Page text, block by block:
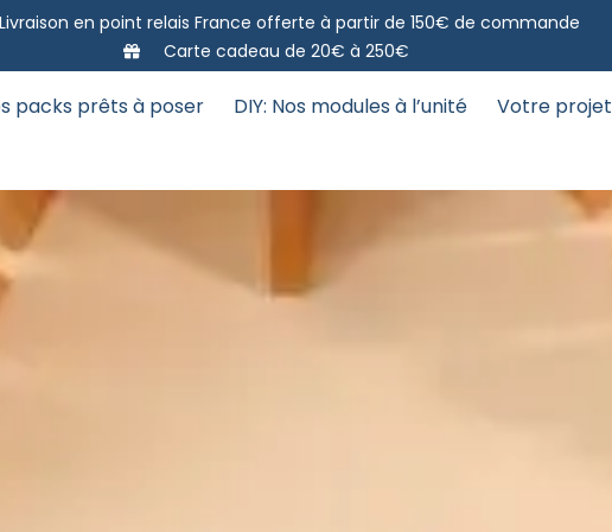
Livraison en point relais France offerte à partir de 150€ de commande
Carte cadeau de 20€ à 250€
packs prêts à poser DIY: Nos modules à l’unité Votre projet